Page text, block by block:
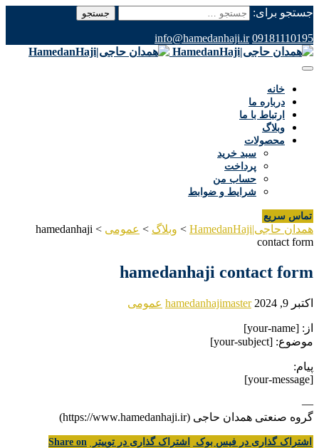
جستجو برای:
09181110195
info@hamedanhaji.ir
خانه
درباره ما
ارتباط با ما
وبلاگ
محصولات
سبد خرید
پرداخت
حساب من
شرایط و ضوابط
تماس سریع
همدان حاجی|HamedanHaji > وبلاگ > عمومی >
hamedanhaji
contact form
hamedanhaji contact form
اکتبر 9, 2024 hamedanhajimaster عمومی
از: [your-name]
موضوع: [your-subject]
پیام:
[your-message]
—
گروه صنعتی همدان حاجی (https://www.hamedanhaji.ir)
اشتراک گذاری در فیس بوک اشتراک گذاری در توییتر
Share on